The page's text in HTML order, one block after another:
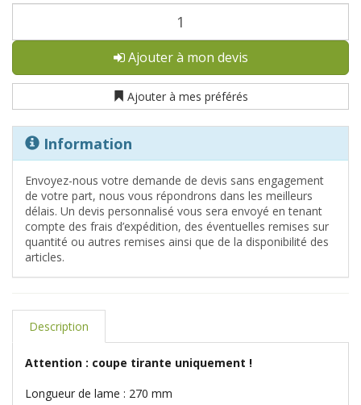
Ajouter à mon devis
Ajouter à mes préférés
Information
Envoyez-nous votre demande de devis sans engagement
de votre part, nous vous répondrons dans les meilleurs
délais. Un devis personnalisé vous sera envoyé en tenant
compte des frais d’expédition, des éventuelles remises sur
quantité ou autres remises ainsi que de la disponibilité des
articles.
Description
Attention : coupe tirante uniquement !
Longueur de lame : 270 mm